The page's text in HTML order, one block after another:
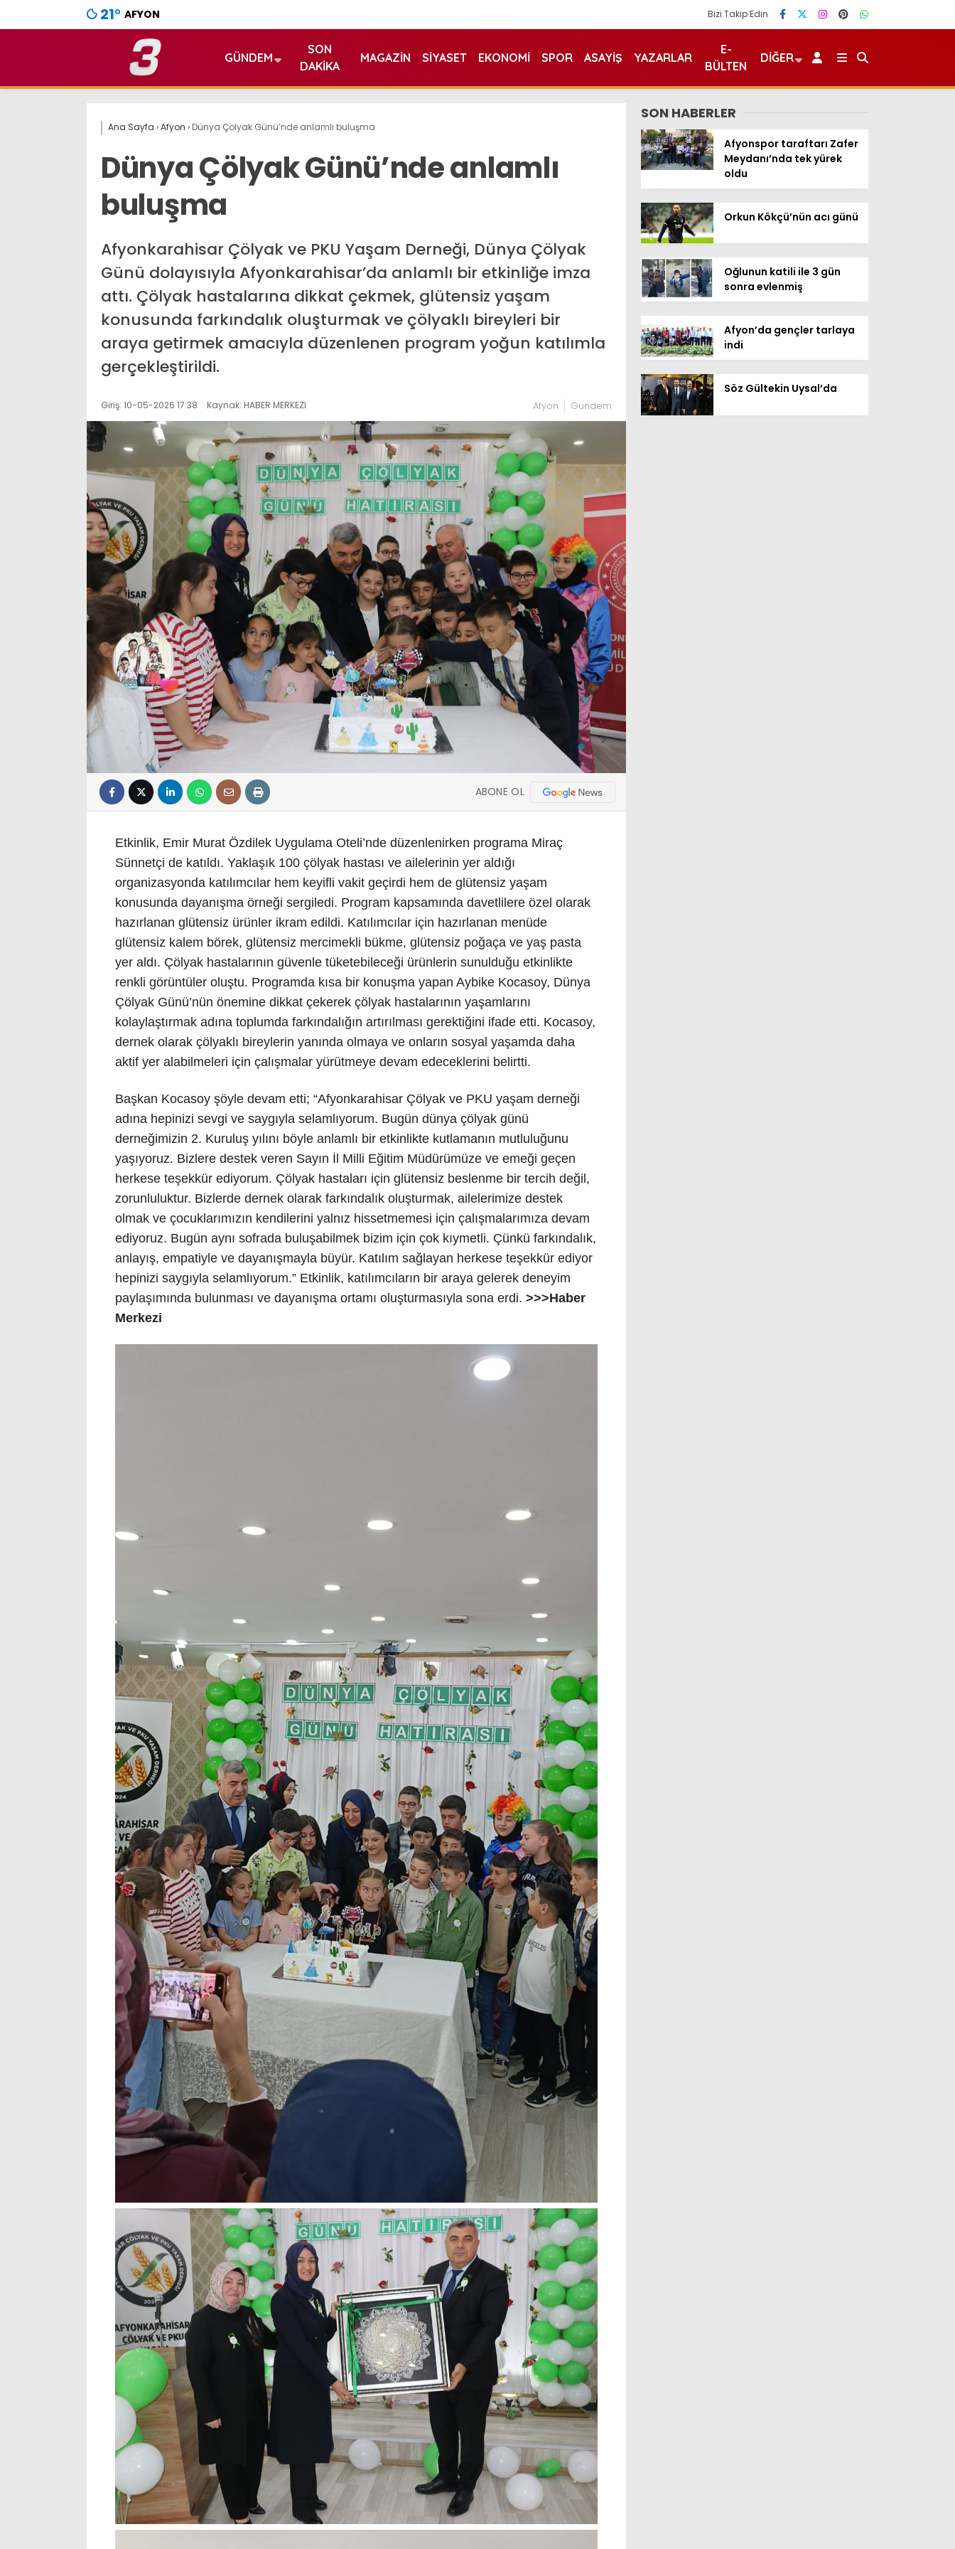
21° AFYON Bizi Takip Edin
GÜNDEM
SON
DAKIKA
MAGAZIN SIYASET EKONOMI SPOR ASAYIŞ YAZARLAR
E-
BÜLTEN
DIĞER
Ana Sayfa ›Afyon › Dünya Çölyak Günü’nde anlamlı buluşma
Dünya Çölyak Günü’nde anlamlı
buluşma
Afyonkarahisar Çölyak ve PKU Yaşam Derneği, Dünya Çölyak
Günü dolayısıyla Afyonkarahisar’da anlamlı bir etkinliğe imza
attı. Çölyak hastalarına dikkat çekmek, glütensiz yaşam
konusunda farkındalık oluşturmak ve çölyaklı bireyleri bir
araya getirmek amacıyla düzenlenen program yoğun katılımla
gerçekleştirildi.
Giriş: 10-05-2026 17:38 Kaynak: HABER MERKEZI Afyon Gündem
ABONE OL
Etkinlik, Emir Murat Özdilek Uygulama Oteli’nde düzenlenirken programa Miraç
Sünnetçi de katıldı. Yaklaşık 100 çölyak hastası ve ailelerinin yer aldığı
organizasyonda katılımcılar hem keyifli vakit geçirdi hem de glütensiz yaşam
konusunda dayanışma örneği sergiledi. Program kapsamında davetlilere özel olarak
hazırlanan glütensiz ürünler ikram edildi. Katılımcılar için hazırlanan menüde
glütensiz kalem börek, glütensiz mercimekli bükme, glütensiz poğaça ve yaş pasta
yer aldı. Çölyak hastalarının güvenle tüketebileceği ürünlerin sunulduğu etkinlikte
renkli görüntüler oluştu. Programda kısa bir konuşma yapan Aybike Kocasoy, Dünya
Çölyak Günü’nün önemine dikkat çekerek çölyak hastalarının yaşamlarını
kolaylaştırmak adına toplumda farkındalığın artırılması gerektiğini ifade etti. Kocasoy,
dernek olarak çölyaklı bireylerin yanında olmaya ve onların sosyal yaşamda daha
aktif yer alabilmeleri için çalışmalar yürütmeye devam edeceklerini belirtti.
Başkan Kocasoy şöyle devam etti; “Afyonkarahisar Çölyak ve PKU yaşam derneği
adına hepinizi sevgi ve saygıyla selamlıyorum. Bugün dünya çölyak günü
derneğimizin 2. Kuruluş yılını böyle anlamlı bir etkinlikte kutlamanın mutluluğunu
yaşıyoruz. Bizlere destek veren Sayın İl Milli Eğitim Müdürümüze ve emeği geçen
herkese teşekkür ediyorum. Çölyak hastaları için glütensiz beslenme bir tercih değil,
zorunluluktur. Bizlerde dernek olarak farkındalık oluşturmak, ailelerimize destek
olmak ve çocuklarımızın kendilerini yalnız hissetmemesi için çalışmalarımıza devam
ediyoruz. Bugün aynı sofrada buluşabilmek bizim için çok kıymetli. Çünkü farkındalık,
anlayış, empatiyle ve dayanışmayla büyür. Katılım sağlayan herkese teşekkür ediyor
hepinizi saygıyla selamlıyorum.” Etkinlik, katılımcıların bir araya gelerek deneyim
paylaşımında bulunması ve dayanışma ortamı oluşturmasıyla sona erdi. >>>Haber
Merkezi
SON HABERLER
Afyonspor taraftarı Zafer
Meydanı’nda tek yürek
oldu
Orkun Kökçü’nün acı günü
Oğlunun katili ile 3 gün
sonra evlenmiş
Afyon’da gençler tarlaya
indi
Söz Gültekin Uysal’da